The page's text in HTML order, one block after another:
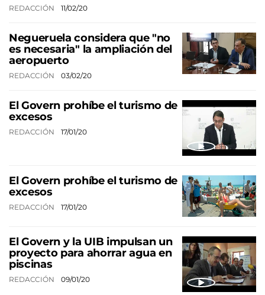
REDACCIÓN 11/02/20
Negueruela considera que "no
es necesaria" la ampliación del
aeropuerto
REDACCIÓN 03/02/20
El Govern prohíbe el turismo de
excesos
REDACCIÓN 17/01/20
El Govern prohíbe el turismo de
excesos
REDACCIÓN 17/01/20
El Govern y la UIB impulsan un
proyecto para ahorrar agua en
piscinas
REDACCIÓN 09/01/20